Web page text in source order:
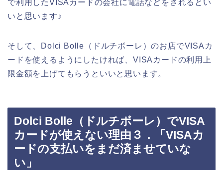
で利用したVISAカードの会社に電話などをされるとい
いと思います♪
そして、Dolci Bolle（ドルチボーレ）のお店でVISAカ
ードを使えるようにしたければ、VISAカードの利用上
限金額を上げてもらうといいと思います。
Dolci Bolle（ドルチボーレ）でVISA
カードが使えない理由３．「VISAカ
ードの支払いをまだ済ませていな
い」